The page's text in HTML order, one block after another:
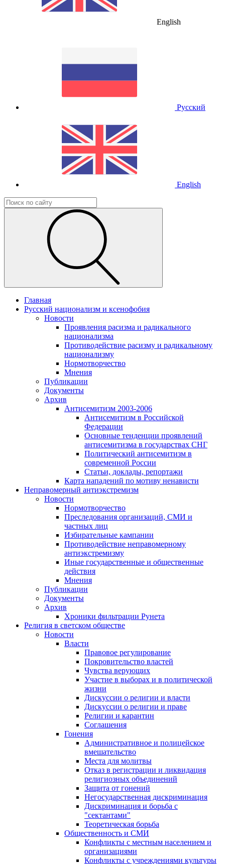
English
Русский
English
Главная
Русский национализм и ксенофобия
Новости
Проявления расизма и радикального
национализма
Противодействие расизму и радикальному
национализму
Нормотворчество
Мнения
Публикации
Документы
Архив
Антисемитизм 2003-2006
Антисемитизм в Российской
Федерации
Основные тенденции проявлений
антисемитизма в государствах СНГ
Политический антисемитизм в
современной России
Статьи, доклады, репортажи
Карта нападений по мотиву ненависти
Неправомерный антиэкстремизм
Новости
Нормотворчество
Преследования организаций, СМИ и
частных лиц
Избирательные кампании
Противодействие неправомерному
антиэкстремизму
Иные государственные и общественные
действия
Мнения
Публикации
Документы
Архив
Хроники фильтрации Рунета
Религия в светском обществе
Новости
Власти
Правовое регулирование
Покровительство властей
Чувства верующих
Участие в выборах и в политической
жизни
Дискуссии о религии и власти
Дискуссии о религии и праве
Религии и карантин
Соглашения
Гонения
Административное и полицейское
вмешательство
Места для молитвы
Отказ в регистрации и ликвидация
религиозных объединений
Защита от гонений
Негосударственная дискриминация
Дискриминация и борьба с
"сектантами"
Теоретическая борьба
Общественность и СМИ
Конфликты с местным населением и
организациями
Конфликты с учреждениями культуры